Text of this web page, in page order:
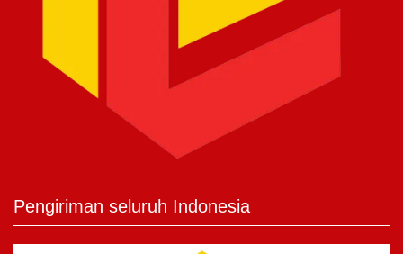
Pengiriman seluruh Indonesia